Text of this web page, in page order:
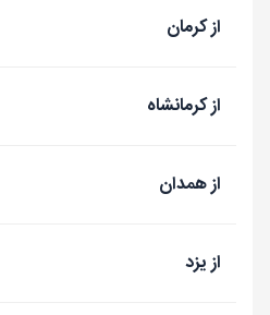
از کرمان
از کرمانشاه
از همدان
از یزد